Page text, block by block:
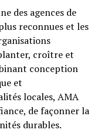
des agences de
reconnues et les
croître et
conception
et
locales, AMA
de façonner la
durables.